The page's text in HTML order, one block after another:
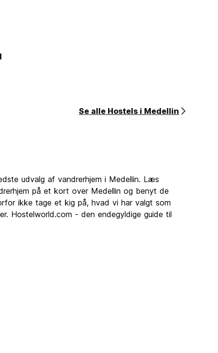
Se alle Hostels i Medellin
udvalg af vandrerhjem i Medellin. Læs
på et kort over Medellin og benyt de
ikke tage et kig på, hvad vi har valgt som
Hostelworld.com - den endegyldige guide til